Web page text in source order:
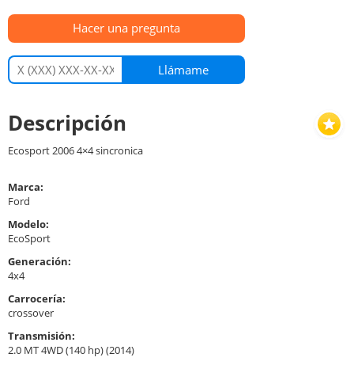
Hacer una pregunta
Llámame
Descripción
Ecosport 2006 4×4 sincronica
Marca:
Ford
Modelo:
EcoSport
Generación:
4x4
Carrocería:
crossover
Transmisión:
2.0 MT 4WD (140 hp) (2014)